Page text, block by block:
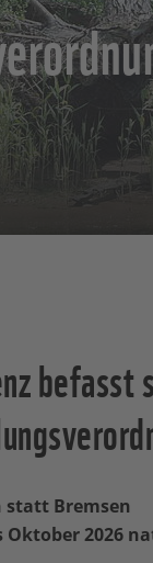
befasst
statt Bremsen
2026